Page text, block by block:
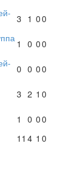
3 1 00
1 0 00
0 0 00
3 2 1 0
1 0 00
11 4 1 0